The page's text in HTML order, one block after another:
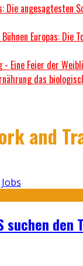
Die angesagtesten
Europas: Die
Eine Feier der
das
and
suchen den